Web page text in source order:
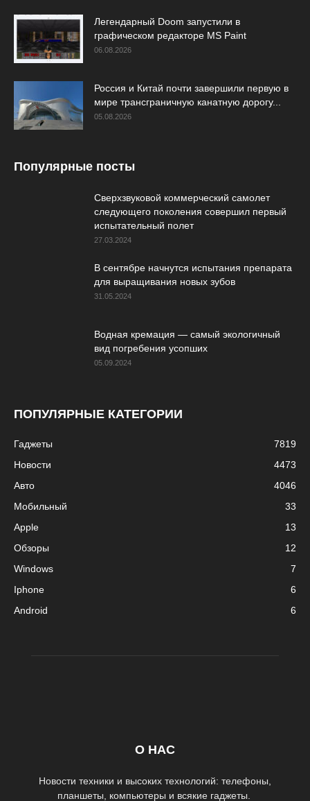
Легендарный Doom запустили в
графическом редакторе MS Paint
06.08.2026
Россия и Китай почти завершили первую в
мире трансграничную канатную дорогу...
05.08.2026
Популярные посты
Сверхзвуковой коммерческий самолет
следующего поколения совершил первый
испытательный полет
27.03.2024
В сентябре начнутся испытания препарата
для выращивания новых зубов
31.05.2024
Водная кремация — самый экологичный
вид погребения усопших
05.09.2024
ПОПУЛЯРНЫЕ КАТЕГОРИИ
Гаджеты
7819
Новости
4473
Авто
4046
Мобильный
33
Apple
13
Обзоры
12
Windows
7
Iphone
6
Android
6
О НАС
Новости техники и высоких технологий: телефоны,
планшеты, компьютеры и всякие гаджеты.